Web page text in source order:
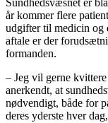
Sundhedsvæsnet er
år kommer flere
udgifter til medicin og
aftale er der
formanden.
– Jeg vil gerne
anerkendt, at
nødvendigt, både for
deres yderste hver